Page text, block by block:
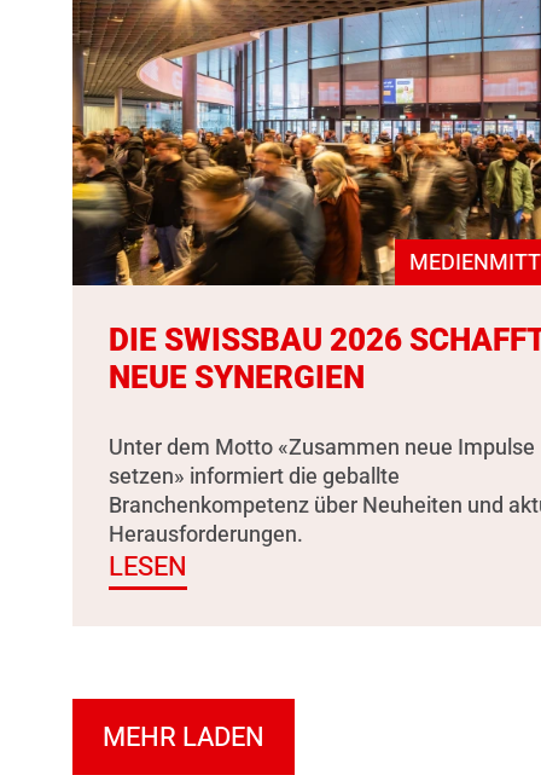
DIE SWISSBAU 2026
NEUE SYNERGIEN
Unter dem Motto «Zusammen neue Impulse
setzen» informiert die geballte
Branchenkompetenz über Neuheiten und
Herausforderungen.
LESEN
MEHR LADEN